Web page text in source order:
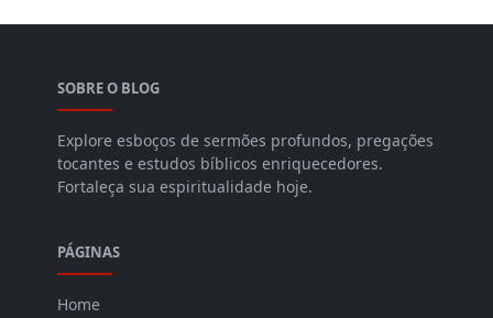
SOBRE O BLOG
Explore esboços de sermões profundos, pregações
tocantes e estudos bíblicos enriquecedores.
Fortaleça sua espiritualidade hoje.
PÁGINAS
Home